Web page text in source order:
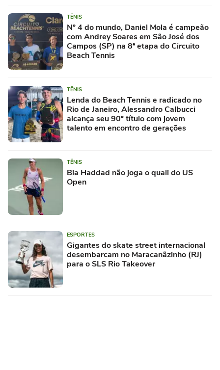
TÊNIS
Nº 4 do mundo, Daniel Mola é campeão
com Andrey Soares em São José dos
Campos (SP) na 8ª etapa do Circuito
Beach Tennis
TÊNIS
Lenda do Beach Tennis e radicado no
Rio de Janeiro, Alessandro Calbucci
alcança seu 90º título com jovem
talento em encontro de gerações
TÊNIS
Bia Haddad não joga o quali do US
Open
ESPORTES
Gigantes do skate street internacional
desembarcam no Maracanãzinho (RJ)
para o SLS Rio Takeover